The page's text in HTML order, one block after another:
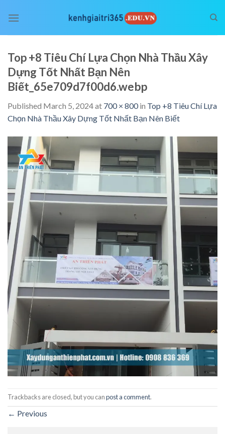
Top +8 Tiêu Chí Lựa Chọn Nhà Thầu Xây
Dựng Tốt Nhất Bạn Nên
Biết_65e709d7f00d6.webp
Published March 5, 2024at 700 × 800in Top +8 Tiêu Chí Lựa
Chọn Nhà Thầu Xây Dựng Tốt Nhất Bạn Nên Biết
Trackbacks are closed, but you canpost a comment.
← Previous